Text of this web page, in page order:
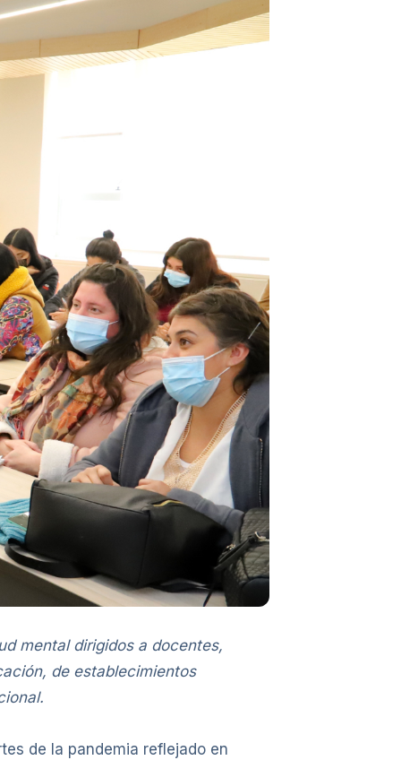
mental dirigidos a docentes,
de establecimientos
de la pandemia reflejado en